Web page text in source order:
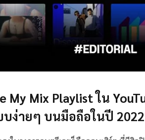
My Mix Playlist ใน
บง่ายๆ บนมือถือในปี 2022